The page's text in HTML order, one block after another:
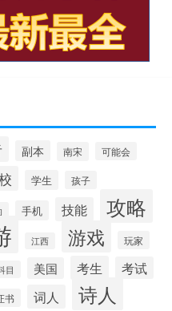
副本 南宋 可能会
学生 孩子
手机 技能 攻略
江西 游戏 玩家
目 美国 考生 考试
书 词人 诗人